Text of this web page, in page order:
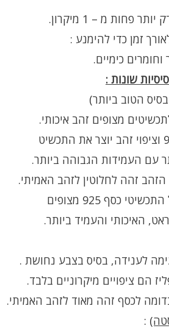
פחות מ – 1 מיקרון.
זמן כדי להימנע :
כימיים.
שונות :
הטוב ביותר)
מצופים זהב איכותי.
עם העמידות הגבוהה ביותר.
זהה לחלוטין לזהב האמיתי.
כסף 925 מצופים
לענידה, בסיס בצבע נחושת .
הם ציפויים מיקרוניים בלבד.
: